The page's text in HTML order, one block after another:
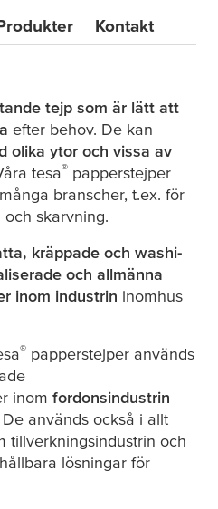
Kontakt
tejp som är lätt att
efter behov. De kan
olika ytor och vissa av
tesa® papperstejper
branscher, t.ex. för
skarvning.
kräppade och washi-
och allmänna
inom industrin inomhus
® papperstejper används
inom fordonsindustrin
De används också i allt
tillverkningsindustrin och
lösningar för